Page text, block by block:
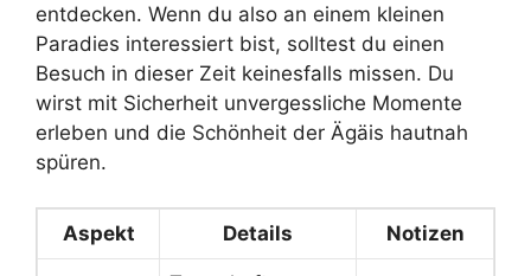
entdecken. Wenn du also an einem kleinen
Paradies interessiert bist, solltest du einen
Besuch in dieser Zeit keinesfalls missen. Du
wirst mit Sicherheit unvergessliche Momente
erleben und die Schönheit der Ägäis hautnah
spüren.
Aspekt Details Notizen